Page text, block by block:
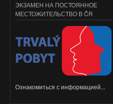
ЭКЗАМЕН НА ПОСТОЯННОЕ
МЕСТОЖИТЕЛЬСТВО В ČR
Ознакомиться с информацией...